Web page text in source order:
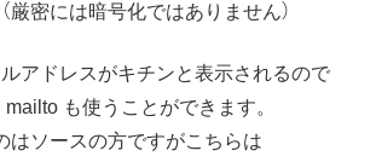
厳密には暗号化ではありません）
アドレスがキチンと表示されるので
も使うことができます。
はソースの方ですがこちらは